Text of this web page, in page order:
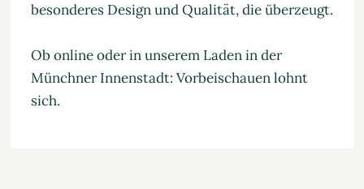
besonderes Design und Qualität, die überzeugt.
Ob online oder in unserem Laden in der
Münchner Innenstadt: Vorbeischauen lohnt
sich.